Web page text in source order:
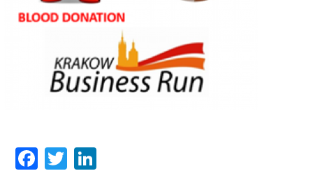
Facebook
Twitter